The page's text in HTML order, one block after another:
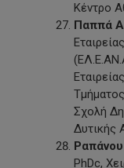
Κέντρο
Παππά
Σχολή
Δυτικής
PhDc,